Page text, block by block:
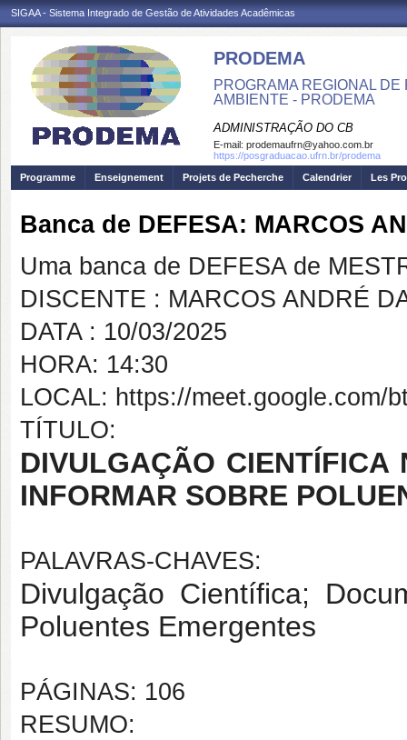
SIGAA - Sistema Integrado de Gestão de Atividades Acadêmicas
PRODEMA
PROGRAMA REGIONAL
AMBIENTE - PRODEMA
ADMINISTRAÇÃO DO CB
E-mail: prodemaufrn@yahoo.com.br
https://posgraduacao.ufrn.br/prodema
Programme
Enseignement Projets de Pecherche Calendrier Les
Banca de DEFESA: MARCOS
Uma banca de DEFESA de
DISCENTE : MARCOS ANDRÉ
DATA : 10/03/2025
HORA: 14:30
LOCAL: https://meet.google.com/
TÍTULO:
DIVULGAÇÃO
INFORMAR SOBRE
PALAVRAS-CHAVES:
Divulgação Científica;
Poluentes Emergentes
PÁGINAS: 106
RESUMO: